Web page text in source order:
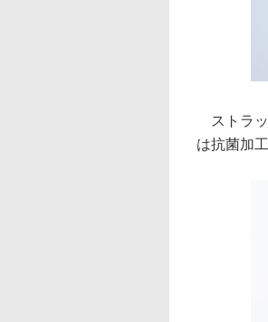
ストラッ
は抗菌加